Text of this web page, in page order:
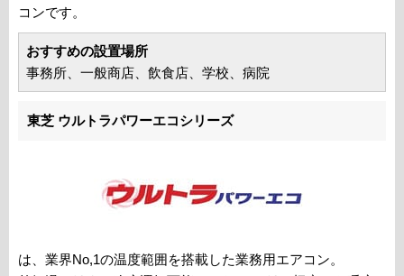
コンです。
おすすめの設置場所
事務所、一般商店、飲食店、学校、病院
東芝 ウルトラパワーエコシリーズ
は、業界No,1の温度範囲を搭載した業務用エアコン。